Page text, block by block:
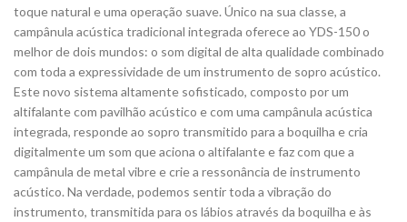
toque natural e uma operação suave. Único na sua classe, a
campânula acústica tradicional integrada oferece ao YDS-150 o
melhor de dois mundos: o som digital de alta qualidade combinado
com toda a expressividade de um instrumento de sopro acústico.
Este novo sistema altamente sofisticado, composto por um
altifalante com pavilhão acústico e com uma campânula acústica
integrada, responde ao sopro transmitido para a boquilha e cria
digitalmente um som que aciona o altifalante e faz com que a
campânula de metal vibre e crie a ressonância de instrumento
acústico. Na verdade, podemos sentir toda a vibração do
instrumento, transmitida para os lábios através da boquilha e às